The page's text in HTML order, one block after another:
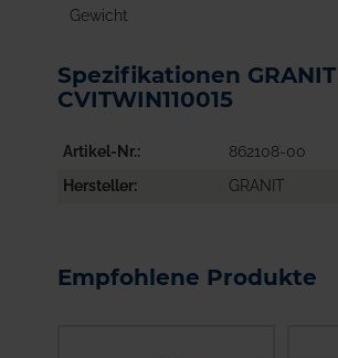
Gewicht
Spezifikationen
CVITWIN110015
Artikel-Nr. 862108-00
Hersteller
GRANIT
Empfohlene Produkte